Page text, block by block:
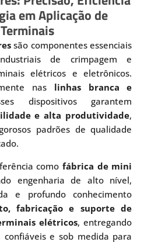
em Aplicação de
Terminais
são componentes essenciais
de crimpagem e
elétricos e eletrônicos.
nas linhas branca e
dispositivos garantem
e alta produtividade,
padrões de qualidade
como fábrica de mini
engenharia de alto nível,
e profundo conhecimento
fabricação e suporte de
elétricos, entregando
confiáveis e sob medida para